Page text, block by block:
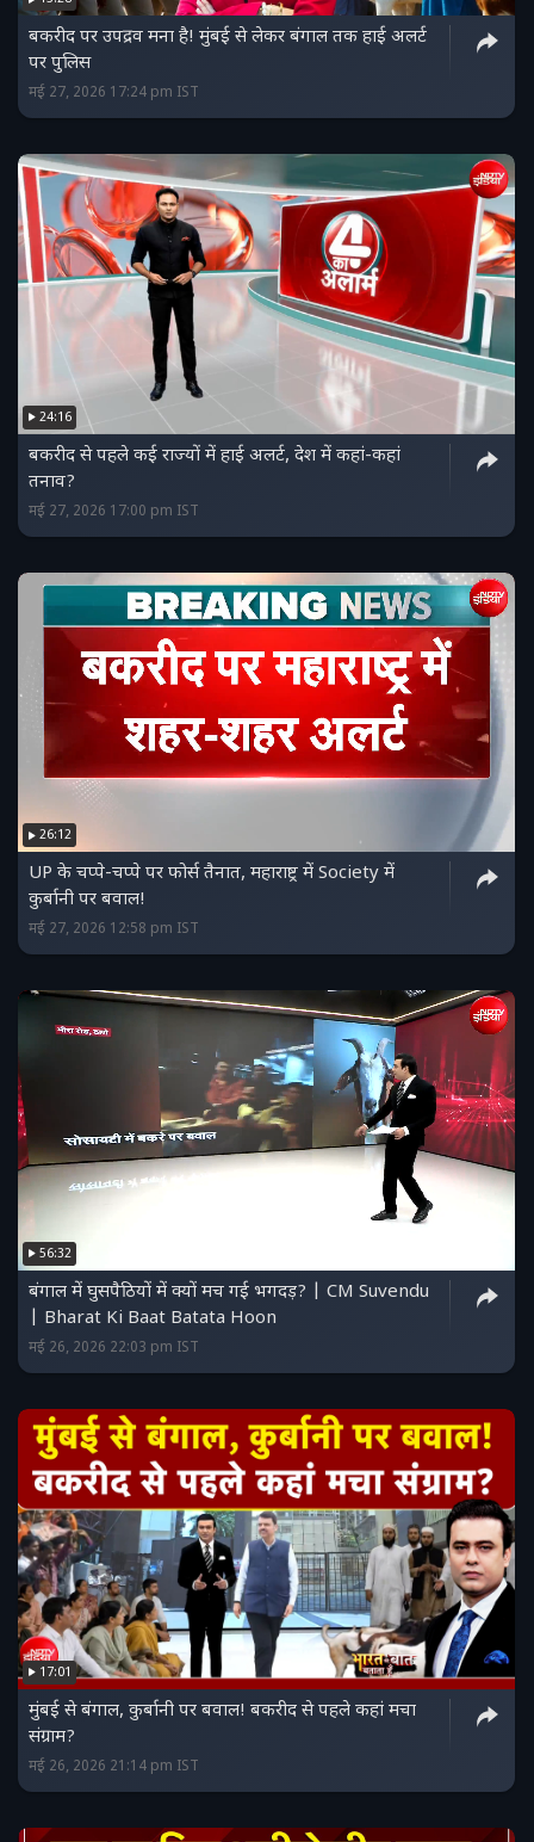
बकरीद पर उपद्रव मना है! मुंबई से लेकर बंगाल तक हाई अलर्ट
पर पुलिस
मई 27, 2026 17:24 pm IST
24:16
बकरीद से पहले कई राज्यों में हाई अलर्ट, देश में कहां-कहां
तनाव?
मई 27, 2026 17:00 pm IST
26:12
UP के चप्पे-चप्पे पर फोर्स तैनात, महाराष्ट्र में Society में
कुर्बानी पर बवाल!
मई 27, 2026 12:58 pm IST
56:32
बंगाल में घुसपैठियों में क्यों मच गई भगदड़? | CM Suvendu
| Bharat Ki Baat Batata Hoon
मई 26, 2026 22:03 pm IST
17:01
मुंबई से बंगाल, कुर्बानी पर बवाल! बकरीद से पहले कहां मचा
संग्राम?
मई 26, 2026 21:14 pm IST